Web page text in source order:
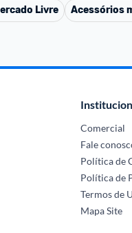
Livre Acessórios
Comercial
Fale
Política de
Política de
Termos de
Mapa Site